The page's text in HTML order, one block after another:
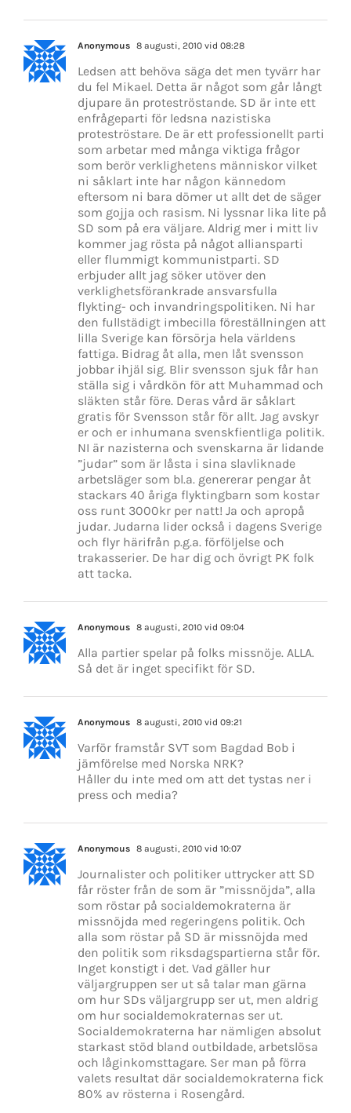
Anonymous 8 augusti, 2010 vid 08:28
Ledsen att behöva säga det men tyvärr har
du fel Mikael. Detta är något som går långt
djupare än proteströstande. SD är inte ett
enfrågeparti för ledsna nazistiska
proteströstare. De är ett professionellt parti
som arbetar med många viktiga frågor
som berör verklighetens människor vilket
ni såklart inte har någon kännedom
eftersom ni bara dömer ut allt det de säger
som gojja och rasism. Ni lyssnar lika lite på
SD som på era väljare. Aldrig mer i mitt liv
kommer jag rösta på något alliansparti
eller flummigt kommunistparti. SD
erbjuder allt jag söker utöver den
verklighetsförankrade ansvarsfulla
flykting- och invandringspolitiken. Ni har
den fullstädigt imbecilla föreställningen att
lilla Sverige kan försörja hela världens
fattiga. Bidrag åt alla, men låt svensson
jobbar ihjäl sig. Blir svensson sjuk får han
ställa sig i vårdkön för att Muhammad och
släkten står före. Deras vård är såklart
gratis för Svensson står för allt. Jag avskyr
er och er inhumana svenskfientliga politik.
NI är nazisterna och svenskarna är lidande
”judar” som är låsta i sina slavliknade
arbetsläger som bl.a. genererar pengar åt
stackars 40 åriga flyktingbarn som kostar
oss runt 3000kr per natt! Ja och apropå
judar. Judarna lider också i dagens Sverige
och flyr härifrån p.g.a. förföljelse och
trakasserier. De har dig och övrigt PK folk
att tacka.
Anonymous 8 augusti, 2010 vid 09:04
Alla partier spelar på folks missnöje. ALLA.
Så det är inget specifikt för SD.
Anonymous 8 augusti, 2010 vid 09:21
Varför framstår SVT som Bagdad Bob i
jämförelse med Norska NRK?
Håller du inte med om att det tystas ner i
press och media?
Anonymous 8 augusti, 2010 vid 10:07
Journalister och politiker uttrycker att SD
får röster från de som är ”missnöjda”, alla
som röstar på socialdemokraterna är
missnöjda med regeringens politik. Och
alla som röstar på SD är missnöjda med
den politik som riksdagspartierna står för.
Inget konstigt i det. Vad gäller hur
väljargruppen ser ut så talar man gärna
om hur SDs väljargrupp ser ut, men aldrig
om hur socialdemokraternas ser ut.
Socialdemokraterna har nämligen absolut
starkast stöd bland outbildade, arbetslösa
och låginkomsttagare. Ser man på förra
valets resultat där socialdemokraterna fick
80% av rösterna i Rosengård.